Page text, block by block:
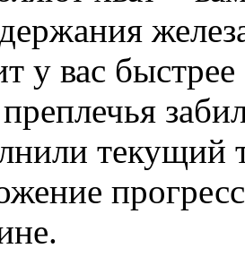
у вас
текущий